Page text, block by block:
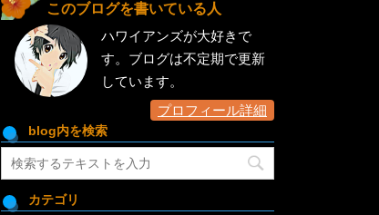
このブログを書いている人
ハワイアンズが大好きで
す。ブログは不定期で更新
しています。
プロフィール詳細
blog内を検索
カテゴリ